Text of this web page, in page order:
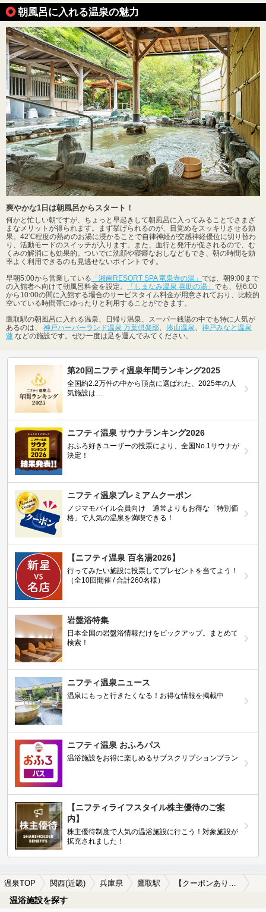
朝風呂に入れる温泉の魅力
爽やかな1日は朝風呂からスタート！
何かと忙しい朝ですが、ちょっと早起きして朝風呂に入ってみることでさまざ
まなメリットが得られます。まず挙げられるのが、目覚めをスッキリさせる効
果。42℃程度の熱めのお湯に浸かることで自律神経が交感神経優位に切り替わ
り、活動モードのスイッチが入ります。また、血行と発汗が促されるので、む
くみの解消にも効果的。ついでに洗顔や寝癖なおしなどもでき、朝の時間を効
率よく利用できるのも見逃せないポイントです。
早朝5:00から営業している 「湘南RESORT SPA 竜泉寺の湯」 では、朝9:00まで
の入館者へ向けて朝風呂料金を設定。
「しまなみ温泉 喜助の湯」 でも、朝6:00
から10:00の間に入館する場合のサービスタイム料金が用意されており、比較的
空いている時間帯にゆったりと利用することができます。
鷹取駅の朝風呂に入れる温泉、日帰り温泉、スーパー銭湯の中でも特に人気が
あるのは、 神戸ハーバーランド温泉 万葉倶楽部、 湊山温泉、 神戸みなと温泉
蓮 などの施設です。ぜひ一度は足を運んでみてください。
第20回ニフティ温泉年間ランキング2025
全国約2.2万件の中から頂点に選ばれた、2025年の人
気施設は…
ニフティ温泉 サウナランキング2026
おふろ好きユーザーの投票により、全国No.1サウナが
決定！
ニフティ温泉プレミアムクーポン
ノジマモバイル会員向け 通常よりもお得な「特別価
格」で人気の温泉を満喫できる！
【ニフティ温泉 百名湯2026】
行ってみたい施設に投票してプレゼントを当てよう！
（全10回開催 / 合計260名様）
岩盤浴特集
日本全国の岩盤浴情報だけをピックアップ。まとめて
検索！
ニフティ温泉ニュース
温泉にもっと行きたくなる！お得な情報を掲載中
ニフティ温泉 おふろパス
温浴施設をお得に楽しめるサブスクリプションプラン
【ニフティライフスタイル株主優待のご案
内】
株主優待制度で人気の温浴施設に行こう！対象施設が
拡充されました！
温泉TOP 関西(近畿) 兵庫県 鷹取駅 【クーポンあり】朝風呂に入れる鷹取駅近くの温泉、日帰り温泉、スーパー銭湯おすすめ
温浴施設を探す